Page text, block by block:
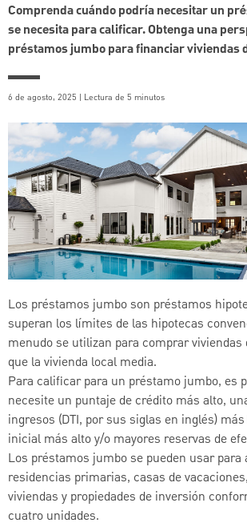
Comprenda cuándo podría necesitar un
se necesita para calificar. Obtenga una
préstamos jumbo para financiar viviendas
6 de agosto, 2025 | Lectura de 5 minutos
Los préstamos jumbo son préstamos
superan los límites de las hipotecas
menudo se utilizan para comprar
que la vivienda local media.
Para calificar para un préstamo jumbo, es
necesite un puntaje de crédito más alto,
ingresos (DTI, por sus siglas en inglés)
inicial más alto y/o mayores reservas de
Los préstamos jumbo se pueden usar para
residencias primarias, casas de
viviendas y propiedades de inversión
cuatro unidades.